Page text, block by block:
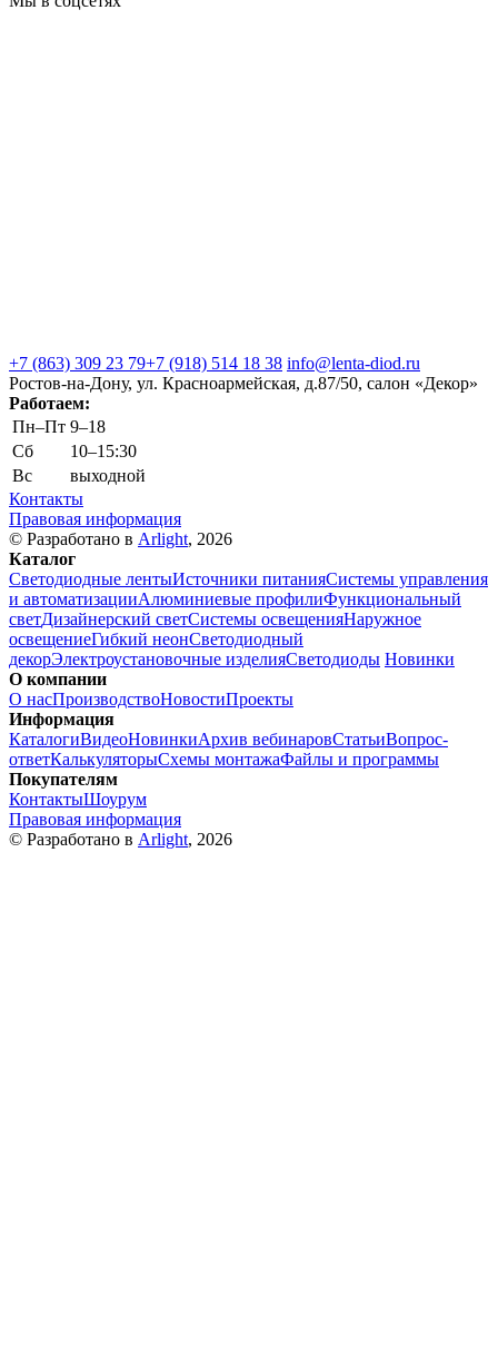
+7 (863) 309 23 79+7 (918) 514 18 38 info@lenta-diod.ru
Ростов-на-Дону, ул. Красноармейская, д.87/50, салон «Декор»
Работаем:
Пн–Пт 9–18
Сб
10–15:30
Вс
выходной
Контакты
Правовая информация
© Разработано в Arlight, 2026
Каталог
Светодиодные лентыИсточники питанияСистемы управления
и автоматизацииАлюминиевые профилиФункциональный
светДизайнерский светСистемы освещенияНаружное
освещениеГибкий неонСветодиодный
декорЭлектроустановочные изделияСветодиоды Новинки
О компании
О насПроизводствоНовостиПроекты
Информация
КаталогиВидеоНовинкиАрхив вебинаровСтатьиВопрос-
ответКалькуляторыСхемы монтажаФайлы и программы
Покупателям
КонтактыШоурум
Правовая информация
© Разработано в Arlight, 2026